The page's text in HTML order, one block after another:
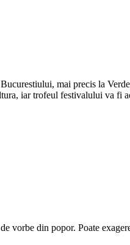
mai precis la
iar trofeul festivalului va fi
vorbe din popor. Poate